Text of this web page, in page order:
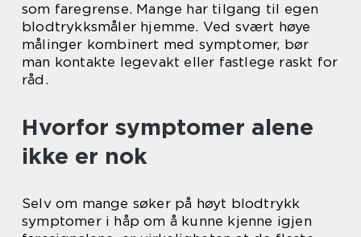
som faregrense. Mange har tilgang til egen
blodtrykksmåler hjemme. Ved svært høye
målinger kombinert med symptomer, bør
man kontakte legevakt eller fastlege raskt for
råd.
Hvorfor symptomer alene
ikke er nok
Selv om mange søker på høyt blodtrykk
symptomer i håp om å kunne kjenne igjen